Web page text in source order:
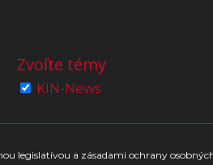
Zvoľte témy
KIN-News
legislatívou a zásadami ochrany